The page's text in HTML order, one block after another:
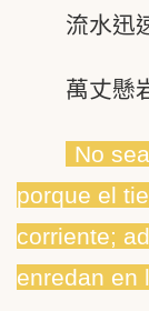
流水迅
萬丈懸
No
porque el
corriente;
enredan en